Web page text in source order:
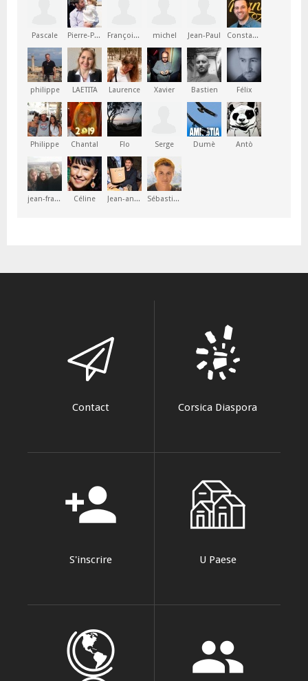
Pascale Pierre-Paul François-Xavier michel Jean-Paul Constantin
philippe LAETITA Laurence Xavier Bastien Félix
Philippe Chantal Flo Serge Dumè Antò
jean-françois Céline Jean-antoine Sébastien
Contact Corsica Diaspora
person_add
S'inscrire U Paese
group